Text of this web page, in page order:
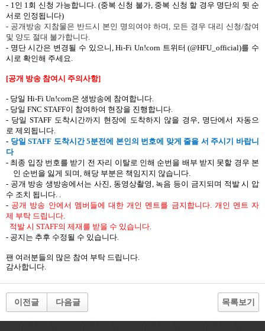
- 1인 1회 신청 가능합니다. (중복 신청 불가, 중복 신청 할 경우 명단의 뒷 순
서로 인정됩니다)
- 공개방송 지참물은 반드시 본인 명의여야 하며, 모든 경우 대리 신청/참여
및 양도 절대 불가합니다.
- 명단 시간은 변경될 수 있으니,Hi-Fi Un!corn 트위터 (@HFU_official)를 수
시로 확인해 주세요.
[공개 방송 참여시 주의사항]
- 당일 Hi-Fi Un!corn은 생방송에 참여합니다.
- 당일 FNC STAFF이 참여하여 현장을 진행합니다.
- 당일 STAFF 도착시간까지 현장에 도착하지 않을 경우, 명단에서 자동으
로 제외됩니다.
- 당일 STAFF 도착시간5분전에 본인의 번호에 맞게 줄을 서 주시기
바랍니
다
- 최종 입장 번호를 받기 전 자리 이탈로 인해 순번을 배부 받지 못할 경우 본
인 순번을 잃게 되며, 해당 부분은 책임지지 않습니다.
- 공개 방송 생방송에서는 사진, 동영상촬영, 녹음 등이 금지되며 적발 시 압
수 조치 됩니다. .
- 공개 방송 안에서 멤버들에 대한 개인 멘트를 금지합니다. 개인 멘트 자
제 부탁 드립니다.
적발 시 STAFF의 제재를 받을 수 있습니다.
- 공지는 추후 수정될 수 있습니다.
팬 여러분들의 많은 참여 부탁 드립니다.
감사합니다.
이전글 다음글 목록보기